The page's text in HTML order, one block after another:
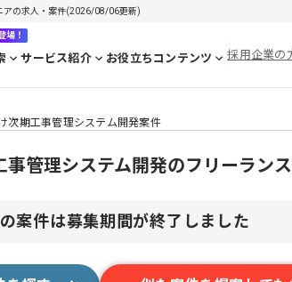
アの求人・案件(2026/08/06更新)
場！
サービス紹介 お役立ちコンテンツ 採用企業の
次期工事管理システム開発案件
事管理システム開発のフリーラン
案件は募集期間が終了しました